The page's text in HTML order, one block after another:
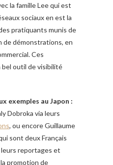
la famille Lee qui est
sociaux en est la
pratiquants munis de
de démonstrations, en
Ces
outil de visibilité
exemples au Japon :
Dobroka via leurs
, ou encore Guillaume
sont deux Français
leurs reportages et
promotion de